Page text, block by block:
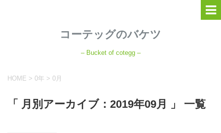
コーテッグのバケツ
– Bucket of cotegg –
HOME > 0年 > 0月
「 月別アーカイブ：2019年09月 」 一覧